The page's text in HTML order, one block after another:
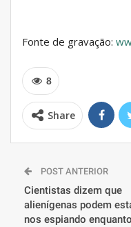
Fonte de gravação:
8
Share
POST ANTERIOR
Cientistas dizem que
alienígenas podem
nos espiando enquanto